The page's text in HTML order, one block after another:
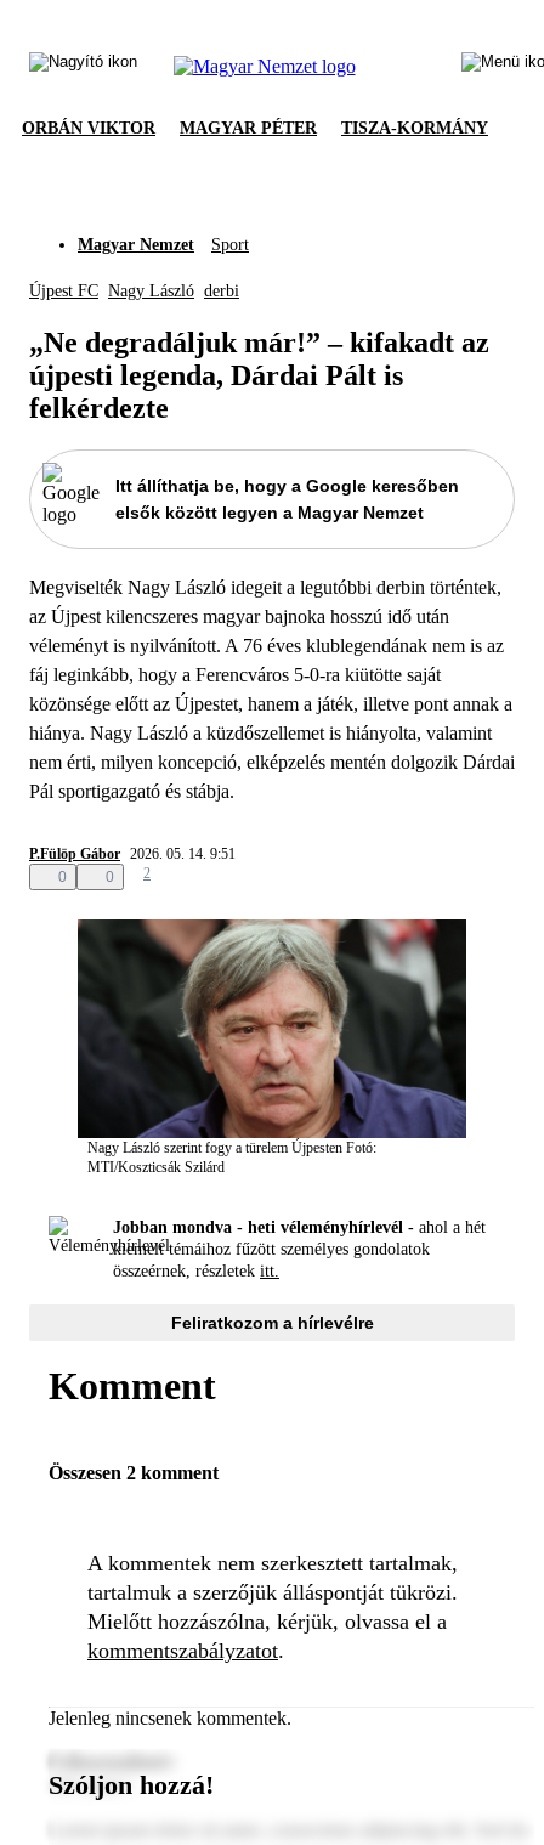
ORBÁN VIKTOR MAGYAR PÉTER TISZA-KORMÁNY
Magyar Nemzet Sport
Újpest FC Nagy László derbi
„Ne degradáljuk már!” – kifakadt az
újpesti legenda, Dárdai Pált is
felkérdezte
Itt állíthatja be, hogy a Google keresőben
elsők között legyen a Magyar Nemzet
Megviselték Nagy László idegeit a legutóbbi derbin történtek,
az Újpest kilencszeres magyar bajnoka hosszú idő után
véleményt is nyilvánított. A 76 éves klublegendának nem is az
fáj leginkább, hogy a Ferencváros 5-0-ra kiütötte saját
közönsége előtt az Újpestet, hanem a játék, illetve pont annak a
hiánya. Nagy László a küzdőszellemet is hiányolta, valamint
nem érti, milyen koncepció, elképzelés mentén dolgozik Dárdai
Pál sportigazgató és stábja.
P.Fülöp Gábor 2026. 05. 14. 9:51
0
0 2
Nagy László szerint fogy a türelem Újpesten Fotó:
MTI/Koszticsák Szilárd
Jobban mondva - heti véleményhírlevél - ahol a hét
kiemelt témáihoz fűzött személyes gondolatok
összeérnek, részletek itt.
Feliratkozom a hírlevélre
Komment
Összesen 2 komment
A kommentek nem szerkesztett tartalmak,
tartalmuk a szerzőjük álláspontját tükrözi.
Mielőtt hozzászólna, kérjük, olvassa el a
kommentszabályzatot.
Jelenleg nincsenek kommentek.
2024. január 1.
Szóljon hozzá!